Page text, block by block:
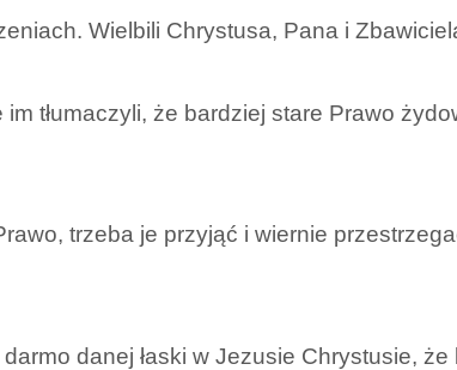
Wielbili Chrystusa, Pana i
tłumaczyli, że bardziej stare Prawo
trzeba je przyjąć i wiernie
danej łaski w Jezusie Chrystusie,